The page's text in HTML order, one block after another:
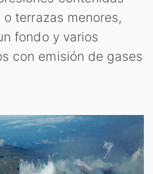
terrazas menores,
fondo y varios
con emisión de gases